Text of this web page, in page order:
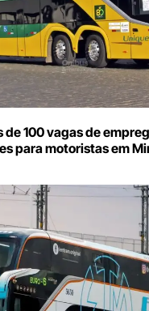
de 100 vagas de
para motoristas em